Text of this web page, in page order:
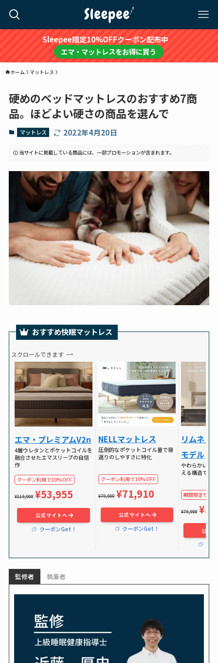
Sleepee限定10%OFFクーポン配布中
エマ・マットレスをお得に買う
ホーム マットレス
硬めのベッドマットレスのおすすめ7商
品。ほどよい硬さの商品を選んで
マットレス 2022年4月20日
当サイトに掲載している商品には、一部プロモーションが含まれます。
おすすめ快眠マットレス
スクロールできます
エマ・プレミアムV2n
4層ウレタンとポケットコイルを
融合させたエマスリープの自信
作
クーポン利用で10%OFF
¥119,900 ¥53,955
公式サイトへ
クーポンGet！
NELLマットレス
圧倒的なポケットコイル量で寝
返りのしやすさに特化
クーポン利用で10%OFF
¥79,900 ¥71,910
公式サイトへ
クーポンGet！
リムネリ
モデル
やわらかい独
える構造で体
期間限定セー
¥79,900
公式
監修者 執筆者